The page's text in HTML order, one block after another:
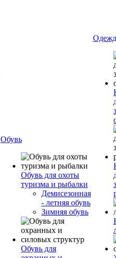
Обувь
Обувь для охоты
туризма и рыбалки
Демисезонная
- летняя обувь
Зимняя обувь
Обувь для